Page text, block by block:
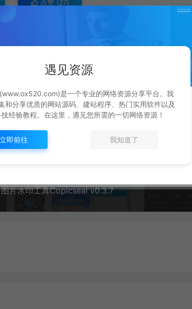
点赞 (27)
图片水印工具Copicseal v0.3.7
遇见资源
是一个专业的网络资源分享平台。我
和分享优质的网站源码、建站程序、热门实用软件以及
经验教程。在这里，遇见您所需的一切网络资源！
立即前往 我知道了